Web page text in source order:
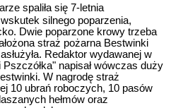
spaliła się 7-letnia
silne­go poparzenia,
Dwie poparzone krowy trzeba
straż pożarna Bestwinki
Redaktor wydawanej w
napisał wówczas duży
W nagrodę straż
10 ubrań roboczych, 10 pasów
hełmów oraz